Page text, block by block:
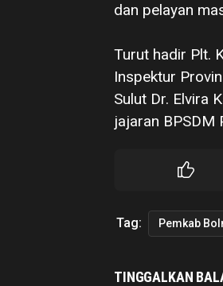
dan pelayan
‎Turut hadir Plt.
Inspektur
Sulut Dr. Elvira
jajaran BPSDM
Tag: Pemkab
TINGGALKAN